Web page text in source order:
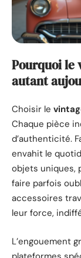
Pourquoi le
autant
Choisir le
Chaque pièce
d’authenticité.
envahit le
objets uniques,
faire parfois
accessoires
leur force,
L’engouement